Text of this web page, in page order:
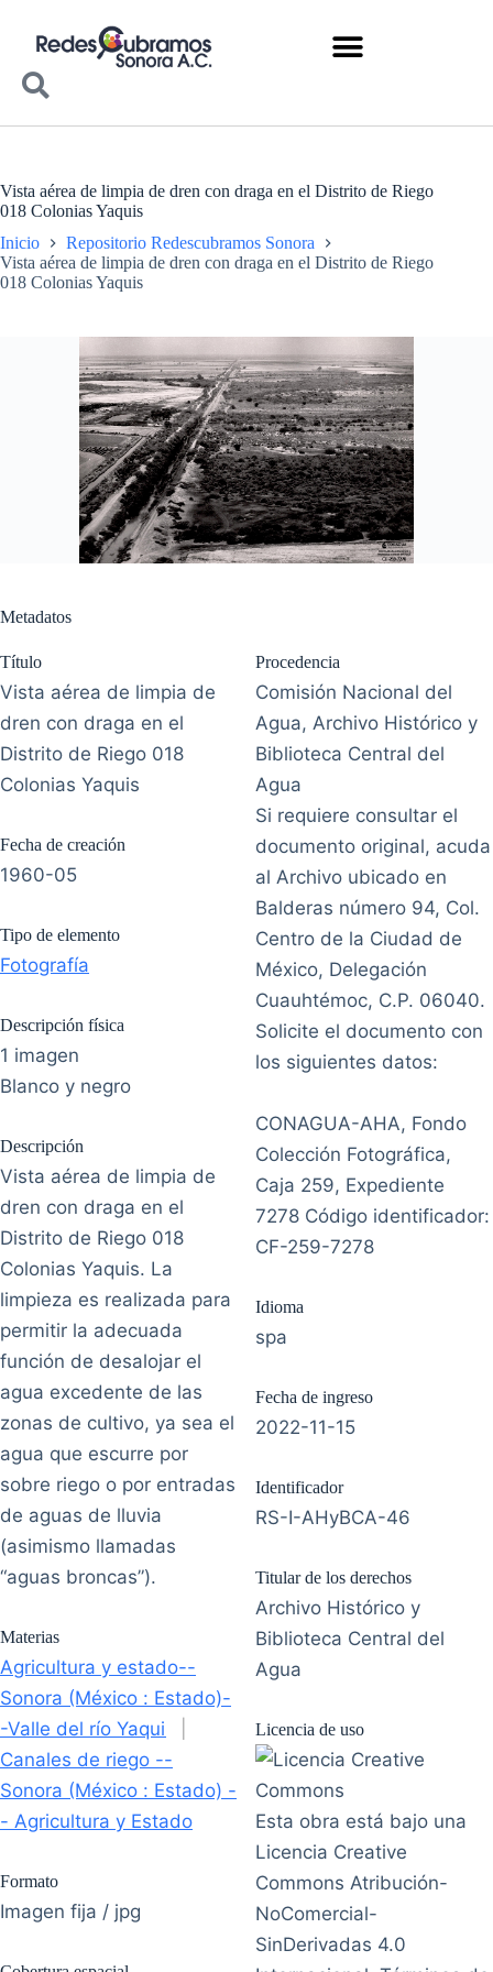
Vista aérea de limpia de dren con draga en el Distrito de Riego
018 Colonias Yaquis
Inicio
Repositorio Redescubramos Sonora
Vista aérea de limpia de dren con draga en el Distrito de Riego
018 Colonias Yaquis
Metadatos
Título
Vista aérea de limpia de
dren con draga en el
Distrito de Riego 018
Colonias Yaquis
Fecha de creación
1960-05
Tipo de elemento
Fotografía
Descripción física
1 imagen
Blanco y negro
Descripción
Vista aérea de limpia de
dren con draga en el
Distrito de Riego 018
Colonias Yaquis. La
limpieza es realizada para
permitir la adecuada
función de desalojar el
agua excedente de las
zonas de cultivo, ya sea el
agua que escurre por
sobre riego o por entradas
de aguas de lluvia
(asimismo llamadas
“aguas broncas”).
Materias
Agricultura y estado--
Sonora (México : Estado)-
-Valle del río Yaqui
Canales de riego --
Sonora (México : Estado) -
- Agricultura y Estado
Formato
Imagen fija / jpg
Procedencia
Comisión Nacional del
Agua, Archivo Histórico y
Biblioteca Central del
Agua
Si requiere consultar el
documento original, acuda
al Archivo ubicado en
Balderas número 94, Col.
Centro de la Ciudad de
México, Delegación
Cuauhtémoc, C.P. 06040.
Solicite el documento con
los siguientes datos:
CONAGUA-AHA, Fondo
Colección Fotográfica,
Caja 259, Expediente
7278 Código identificador:
CF-259-7278
Idioma
spa
Fecha de ingreso
2022-11-15
Identificador
RS-I-AHyBCA-46
Titular de los derechos
Archivo Histórico y
Biblioteca Central del
Agua
Licencia de uso
Esta obra está bajo una
Licencia Creative
Commons Atribución-
NoComercial-
SinDerivadas 4.0